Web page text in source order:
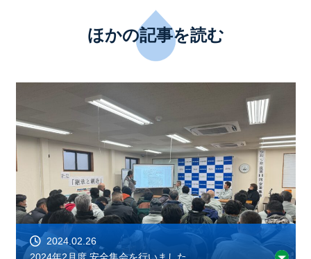
ほかの記事を読む
2024.02.26
2024年2月度 安全集会を行いました